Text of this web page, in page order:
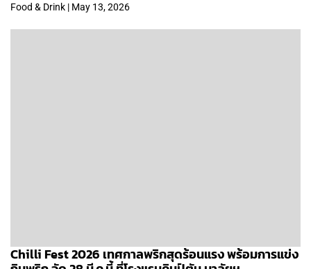
Food & Drink | May 13, 2026
Chilli Fest 2026 เทศกาลพริกสุดร้อนแรง พร้อมการแข่ง